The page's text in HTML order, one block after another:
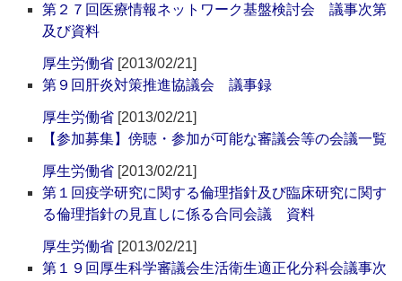
第２７回医療情報ネットワーク基盤検討会 議事次第
及び資料
厚生労働省 [2013/02/21]
第９回肝炎対策推進協議会 議事録
厚生労働省 [2013/02/21]
【参加募集】傍聴・参加が可能な審議会等の会議一覧
厚生労働省 [2013/02/21]
第１回疫学研究に関する倫理指針及び臨床研究に関す
る倫理指針の見直しに係る合同会議 資料
厚生労働省 [2013/02/21]
第１９回厚生科学審議会生活衛生適正化分科会議事次